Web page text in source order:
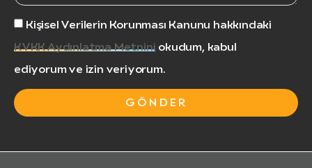
Kişisel Verilerin Korunması Kanunu hakkındaki
KVKK Aydınlatma Metnini okudum, kabul
ediyorum ve izin veriyorum.
GÖNDER